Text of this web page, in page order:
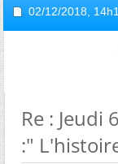
02/12/2018,
Re : Jeudi
:"